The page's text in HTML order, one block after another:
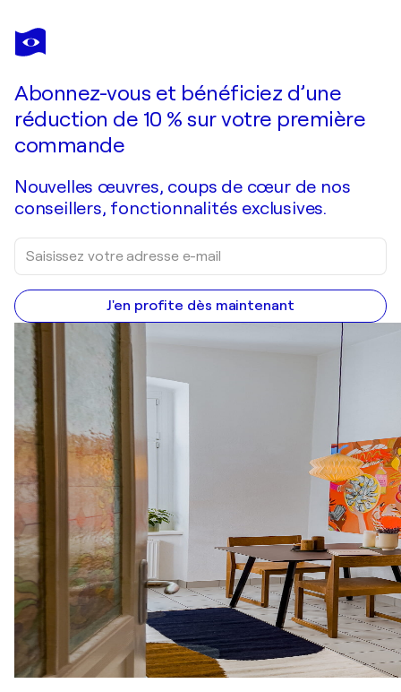
MARION KOTYBA
Piccolo Oro I
Abonnez-vous et bénéficiez d’une
réduction de 10 % sur votre première
commande
Nouvelles œuvres, coups de cœur de nos
conseillers, fonctionnalités exclusives.
J'en profite dès maintenant